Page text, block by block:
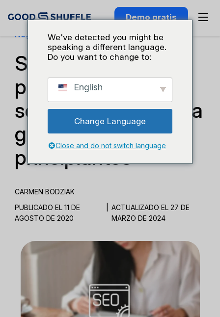
Demo gratis
Negocios Y Crecimiento
SEO para
profesionales del
sector de eventos: la
guía completa para
principiantes
CARMEN BODZIAK
PUBLICADO EL 11 DE
AGOSTO DE 2020
ACTUALIZADO EL 27 DE
MARZO DE 2024
We've detected you might be
speaking a different language.
Do you want to change to:
English
Change Language
Close and do not switch language